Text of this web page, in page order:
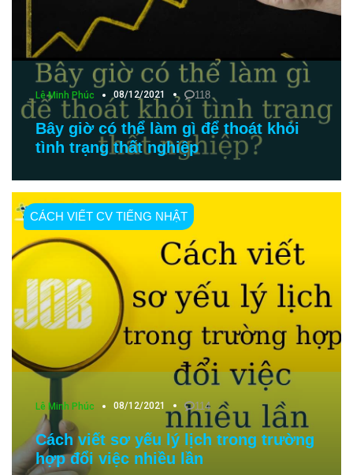
Lê Minh Phúc 08/12/2021 118
Bây giờ có thể làm gì để thoát khỏi
tình trạng thất nghiệp
Lê Minh Phúc 08/12/2021 114
Cách viết sơ yếu lý lịch trong trường
hợp đổi việc nhiều lần
CÁCH VIẾT CV TIẾNG NHẬT